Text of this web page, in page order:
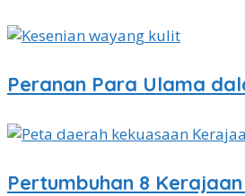
Peranan Para Ulama
Pertumbuhan 8